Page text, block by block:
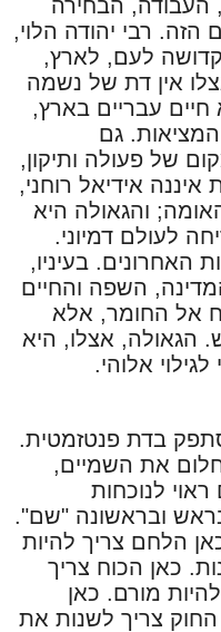
העבודה, הבחירה
הזה. רבי יהודה הלוי,
לעם, לארץ,
אין דת של נשמה
עבריים בארץ,
גם
של פעולה ותיקון,
אידיאל רוחני,
והגאולה היא
לעולם דמיוני.
האחרונים. בעיניו,
השפה והחיים
אל החומר, אלא
הגאולה, אצלו, היא
אלוהי.
בדת פנטזמטית.
את השמיים,
לנוכחות
ובראשונה "שם".
הלחם צריך להיות
כאן הכוח צריך
מורם. כאן
צריך לשנות את